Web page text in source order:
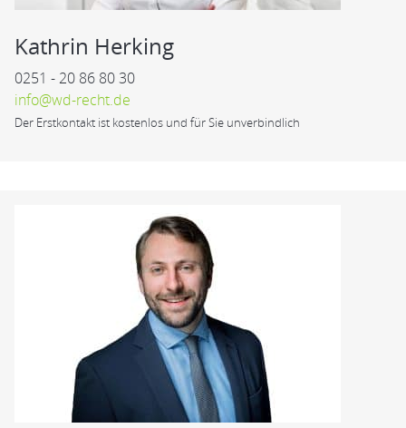
Kathrin Herking
0251 - 20 86 80 30
info@wd-recht.de
Der Erstkontakt ist kostenlos und für Sie unverbindlich